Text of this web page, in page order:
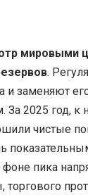
мировыми
.
и заменяют
2025 год, к
чистые
фоне пика
торгового